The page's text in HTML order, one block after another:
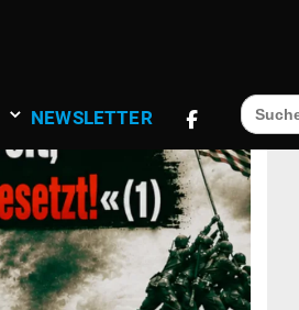
NEWS­LETTER
Search
for: